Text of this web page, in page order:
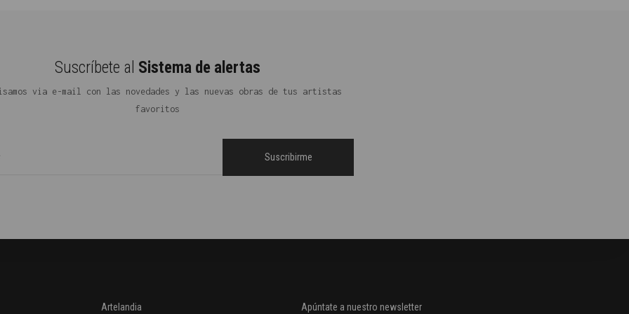
Suscríbete al Sistema de alertas
via e-mail con las novedades y las nuevas obras de tus artistas
favoritos
Artelandia Apúntate a nuestro newsletter